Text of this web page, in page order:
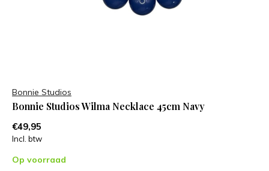
Bonnie Studios
Bonnie Studios Wilma Necklace 45cm Navy
€49,95
Incl. btw
Op voorraad